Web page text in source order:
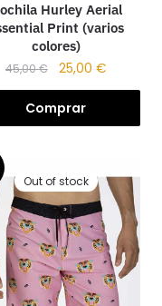
Hurley Aerial
Print (varios
colores)
45,00€ 25,00 €
Comprar
Out of stock